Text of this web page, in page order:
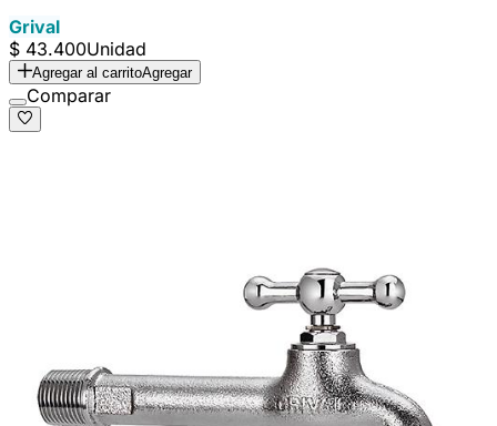
Grival
$ 43.400Unidad
Agregar al carritoAgregar
Comparar